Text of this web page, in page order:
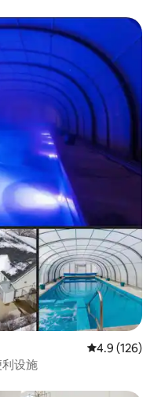
平均评分 4.9
4.9 (126)
设施